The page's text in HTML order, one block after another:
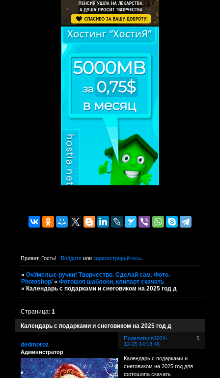
Привет, Гость! Войдитеили зарегистрируйтесь.
»ОчУмелые ручки! Творчество. Сделай сам. Фото.
Photoshop/ »Фотошоп шаблони, клипарт скачать
» Календарь с подарками и снеговиком на 2025 год д
Календарь с подарками и снеговиком на 2025 год д
Страница:1
Поделиться 1
2024-
12-25 14:18:46
dedmoroz
Администратор
Календарь с подарками и
снеговиком на 2025 год для
фотошопа скачать